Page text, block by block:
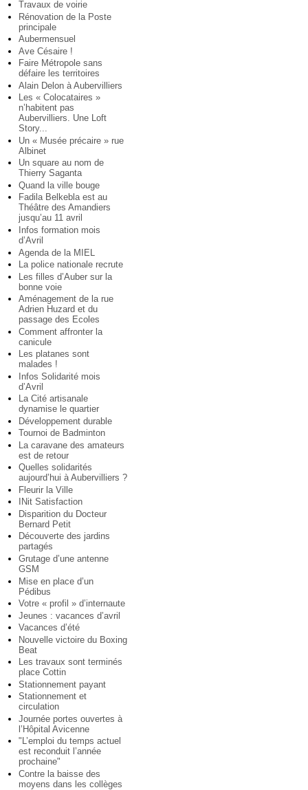
Travaux de voirie
Rénovation de la Poste
principale
Aubermensuel
Ave Césaire !
Faire Métropole sans
défaire les territoires
Alain Delon à Aubervilliers
Les « Colocataires »
n’habitent pas
Aubervilliers. Une Loft
Story...
Un « Musée précaire » rue
Albinet
Un square au nom de
Thierry Saganta
Quand la ville bouge
Fadila Belkebla est au
Théâtre des Amandiers
jusqu’au 11 avril
Infos formation mois
d’Avril
Agenda de la MIEL
La police nationale recrute
Les filles d’Auber sur la
bonne voie
Aménagement de la rue
Adrien Huzard et du
passage des Ecoles
Comment affronter la
canicule
Les platanes sont
malades !
Infos Solidarité mois
d’Avril
La Cité artisanale
dynamise le quartier
Développement durable
Tournoi de Badminton
La caravane des amateurs
est de retour
Quelles solidarités
aujourd’hui à Aubervilliers ?
Fleurir la Ville
INit Satisfaction
Disparition du Docteur
Bernard Petit
Découverte des jardins
partagés
Grutage d’une antenne
GSM
Mise en place d’un
Pédibus
Votre « profil » d’internaute
Jeunes : vacances d’avril
Vacances d’été
Nouvelle victoire du Boxing
Beat
Les travaux sont terminés
place Cottin
Stationnement payant
Stationnement et
circulation
Journée portes ouvertes à
l’Hôpital Avicenne
"L’emploi du temps actuel
est reconduit l’année
prochaine"
Contre la baisse des
moyens dans les collèges